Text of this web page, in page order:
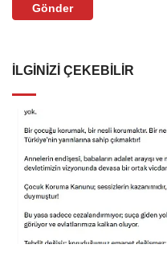
Gönder
İLGINIZI ÇEKEBILIR